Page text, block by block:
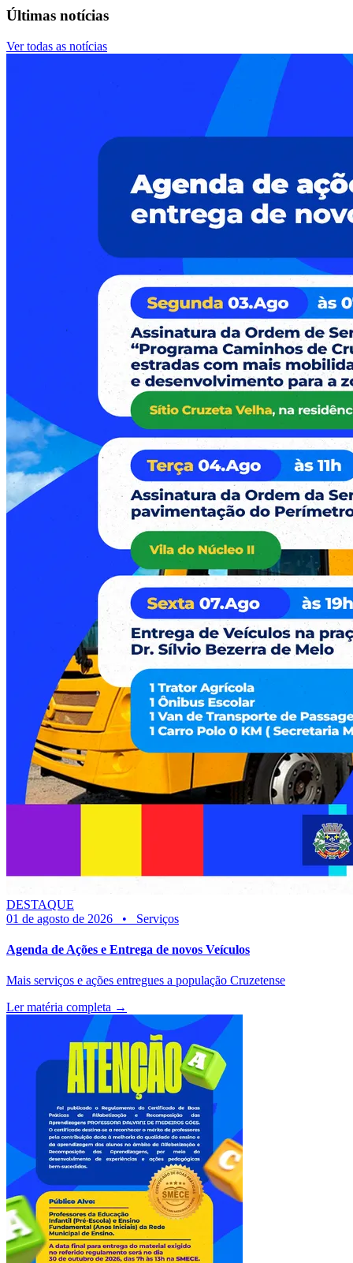
Últimas notícias
Ver todas as notícias
DESTAQUE
01 de agosto de 2026 • Serviços
Agenda de Ações e Entrega de novos Veículos
Mais serviços e ações entregues a população Cruzetense
Ler matéria completa →